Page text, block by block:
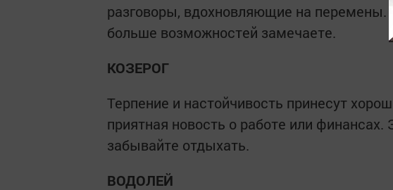
разговоры, вдохновляющие на перемены.
больше возможностей замечаете.
КОЗЕРОГ
Терпение и настойчивость принесут
приятная новость о работе или
забывайте отдыхать.
ВОДОЛЕЙ